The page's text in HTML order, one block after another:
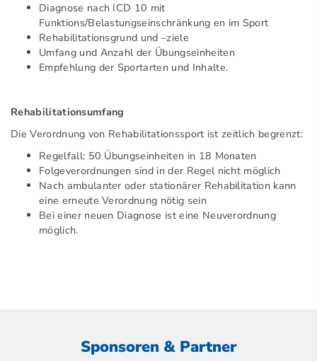
Diagnose nach ICD 10 mit
Funktions/Belastungseinschränkung en im Sport
Rehabilitationsgrund und –ziele
Umfang und Anzahl der Übungseinheiten
Empfehlung der Sportarten und Inhalte.
Rehabilitationsumfang
Die Verordnung von Rehabilitationssport ist zeitlich begrenzt:
Regelfall: 50 Übungseinheiten in 18 Monaten
Folgeverordnungen sind in der Regel nicht möglich
Nach ambulanter oder stationärer Rehabilitation kann
eine erneute Verordnung nötig sein
Bei einer neuen Diagnose ist eine Neuverordnung
möglich.
Sponsoren & Partner